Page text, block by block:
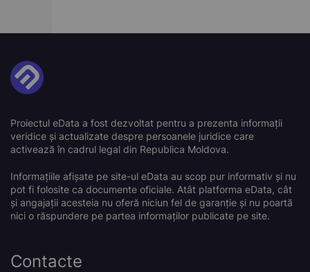
Proiectul eData a fost dezvoltat pentru a prezenta informații
veridice și actualizate despre persoanele juridice care
activează în cadrul legal din Republica Moldova.
Informațiile afișate pe site-ul eData au scop pur informativ și nu
pot fi folosite ca documente oficiale. Atât platforma eData, cât
și angajații acesteia nu oferă niciun fel de garanție și nu poartă
nici o răspundere pe partea informaților publicate pe site.
Contacte